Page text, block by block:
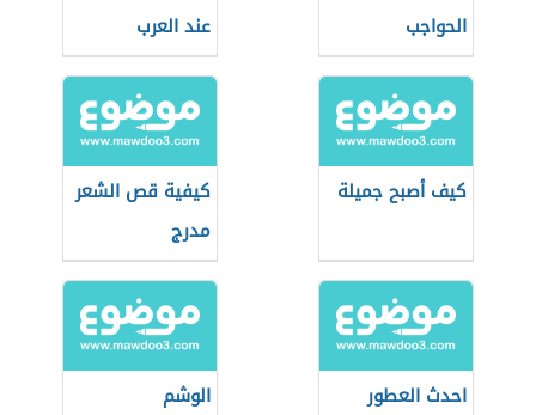
الحواجب
عند العرب
كيف أصبح جميلة
كيفية قص الشعر
مدرج
احدث العطور
الوشم